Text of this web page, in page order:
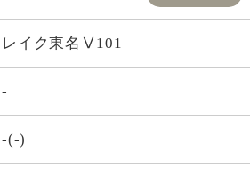
レイク東名Ⅴ101
-
-(-)